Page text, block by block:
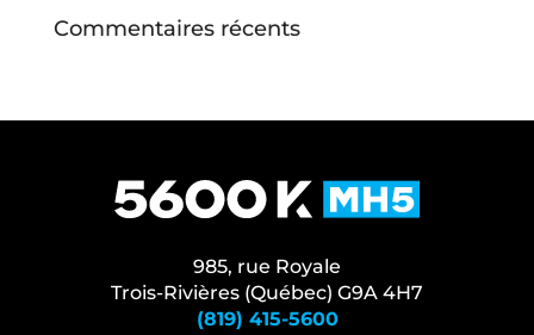
Commentaires récents
985, rue Royale
Trois-Rivières (Québec) G9A 4H7
(819) 415-5600